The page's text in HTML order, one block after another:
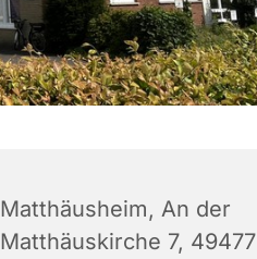
Matthäusheim, An der
Matthäuskirche 7, 49477